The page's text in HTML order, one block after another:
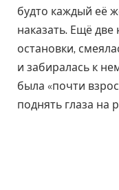
будто каждый её
наказать. Ещё две
остановки,
и забиралась к
была «почти
поднять глаза на